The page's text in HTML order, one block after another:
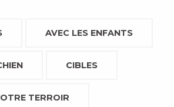
AVEC LES ENFANTS
CIBLES
TERROIR